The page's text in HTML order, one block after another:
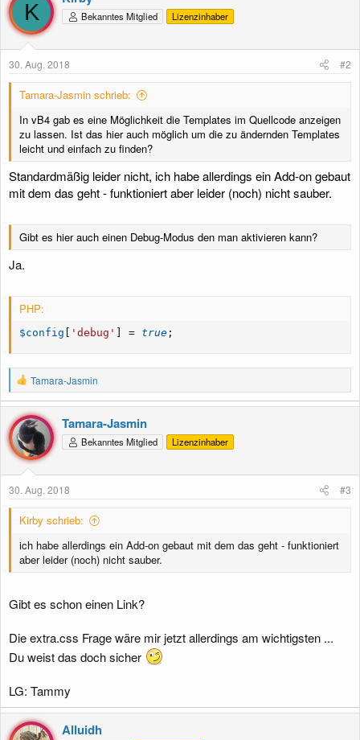
K Bekanntes Mitglied Lizenzinhaber
30. Aug. 2018 #2
Tamara-Jasmin schrieb:
In vB4 gab es eine Möglichkeit die Templates im Quellcode anzeigen
zu lassen. Ist das hier auch möglich um die zu ändernden Templates
leicht und einfach zu finden?
Standardmäßig leider nicht, ich habe allerdings ein Add-on gebaut
mit dem das geht - funktioniert aber leider (noch) nicht sauber.
Gibt es hier auch einen Debug-Modus den man aktivieren kann?
Ja.
PHP:
$config [ 'debug' ] = true ;
R
e
a
k
t
i
o
n
n
Tamara-Jasmin
Tamara-Jasmin
Bekanntes Mitglied Lizenzinhaber
30. Aug. 2018 #3
Kirby schrieb:
ich habe allerdings ein Add-on gebaut mit dem das geht - funktioniert
aber leider (noch) nicht sauber.
Gibt es schon einen Link?
Die extra.css Frage wäre mir jetzt allerdings am wichtigsten ...
Du weist das doch sicher
LG: Tammy
Alluidh